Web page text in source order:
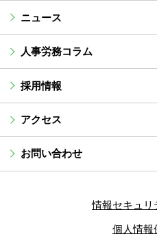
ニュース
人事労務コラム
採用情報
アクセス
お問い合わせ
情報セキュリ
個人情報